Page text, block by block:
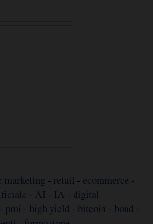
marketing - retail - ecommerce -
- AI - IA - digital
- pmi - high yield - bitcoin - bond -